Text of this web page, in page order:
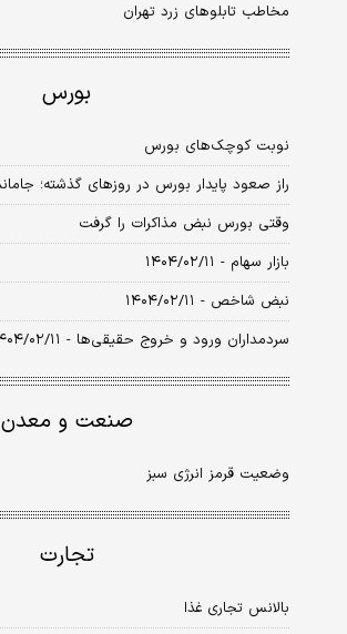
مخاطب تابلوهای زرد تهران
بورس
نوبت کوچک‏‏‏‏‏‏‏‏‏‏‌های بورس
راز صعود پایدار بورس در روزهای گذشته؛ جاماندگی ۵‌ساله
وقتی بورس نبض مذاکرات را گرفت
بازار سهام - ۱۴۰۴/۰۲/۱۱
نبض شاخص - ۱۴۰۴/۰۲/۱۱
سردمداران ورود و خروج حقیقی‌ها - ۱۴۰۴/۰۲/۱۱
صنعت و معدن
وضعیت قرمز انرژی سبز
تجارت
بالانس تجاری غذا